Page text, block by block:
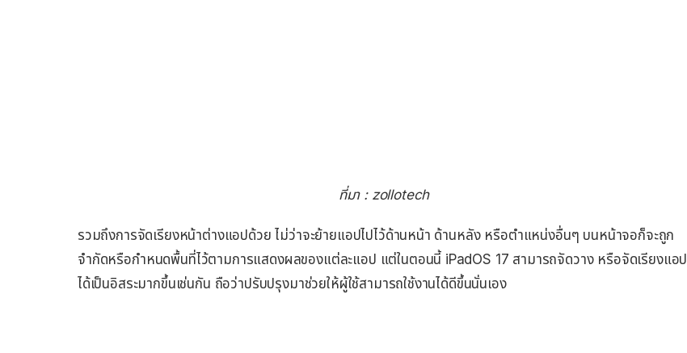
ที่มา : zollotech
รวมถึงการจัดเรียงหน้าต่างแอปด้วย ไม่ว่าจะย้ายแอปไปไว้ด้านหน้า ด้านหลัง หรือตำแหน่งอื่นๆ บนหน้าจอก็จะถูก
จำกัดหรือกำหนดพื้นที่ไว้ตามการแสดงผลของแต่ละแอป แต่ในตอนนี้ iPadOS 17 สามารถจัดวาง หรือจัดเรียงแอป
ได้เป็นอิสระมากขึ้นเช่นกัน ถือว่าปรับปรุงมาช่วยให้ผู้ใช้สามารถใช้งานได้ดีขึ้นนั่นเอง